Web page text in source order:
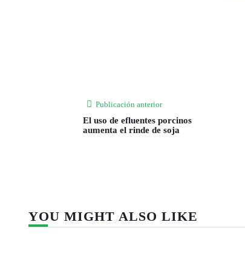
Publicación anterior
El uso de efluentes porcinos
aumenta el rinde de soja
YOU MIGHT ALSO LIKE